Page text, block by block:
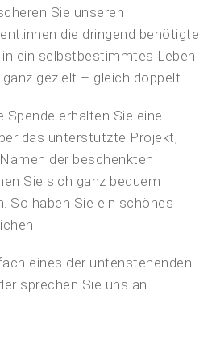
Sie unseren
die dringend benötigte
ein selbstbestimmtes Leben.
gezielt – gleich doppelt.
Spende erhalten Sie eine
das unterstützte Projekt,
der beschenkten
Sie sich ganz bequem
So haben Sie ein schönes
eines der untenstehenden
sprechen Sie uns an.